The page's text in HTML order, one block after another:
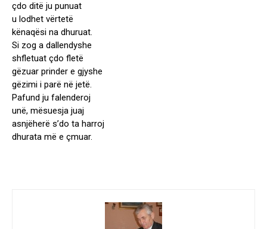
çdo ditë ju punuat
u lodhet vërtetë
kënaqësi na dhuruat.
Si zog a dallendyshe
shfletuat çdo fletë
gëzuar prinder e gjyshe
gëzimi i parë në jetë.
Pafund ju falenderoj
unë, mësuesja juaj
asnjëherë s’do ta harroj
dhurata më e çmuar.